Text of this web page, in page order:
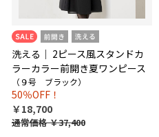
洗える｜ 2ピース風スタンドカ
ラーカラー前開き夏ワンピース
（９号 ブラック）
50％OFF！
￥18,700
通常価格￥37,400